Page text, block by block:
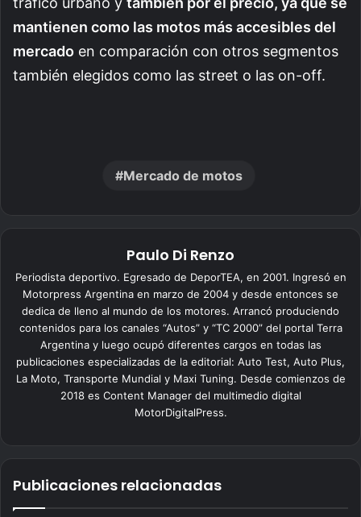
mantienen como las motos más accesibles del
mercado en comparación con otros segmentos
también elegidos como las street o las on-off.
Mercado de motos
Paulo Di Renzo
Periodista deportivo. Egresado de DeporTEA, en 2001. Ingresó en
Motorpress Argentina en marzo de 2004 y desde entonces se
dedica de lleno al mundo de los motores. Arrancó produciendo
contenidos para los canales “Autos” y “TC 2000” del portal Terra
Argentina y luego ocupó diferentes cargos en todas las
publicaciones especializadas de la editorial: Auto Test, Auto Plus,
La Moto, Transporte Mundial y Maxi Tuning. Desde comienzos de
2018 es Content Manager del multimedio digital
MotorDigitalPress.
Publicaciones relacionadas